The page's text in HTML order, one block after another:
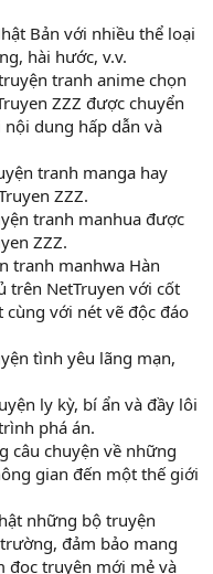
Bản với nhiều thể loại
hài hước, v.v.
tranh anime chọn
ZZZ được chuyển
dung hấp dẫn và
tranh manga hay
ZZZ.
tranh manhua được
ZZZ.
tranh manhwa Hàn
trên NetTruyen với cốt
với nét vẽ độc đáo
tình yêu lãng mạn,
ly kỳ, bí ẩn và đầy lôi
phá án.
câu chuyện về những
gian đến một thế giới
những bộ truyện
đảm bảo mang
đọc truyện mới mẻ và